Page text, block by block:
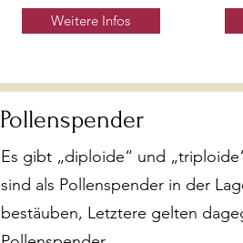
Weitere Infos
Pollenspender
Es gibt „diploide“ und
sind als Pollenspender in der
bestäuben, Letztere gelten